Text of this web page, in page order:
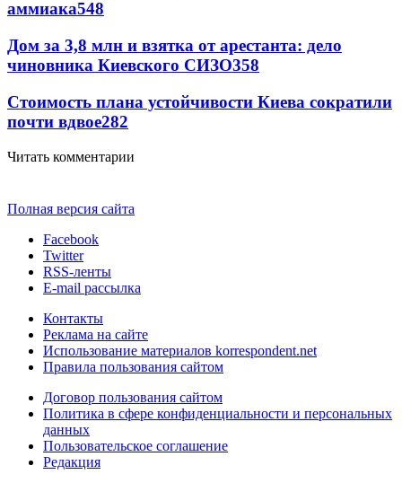
аммиака548
Дом за 3,8 млн и взятка от арестанта: дело
чиновника Киевского СИЗО358
Стоимость плана устойчивости Киева сократили
почти вдвое282
Читать комментарии
Полная версия сайта
Facebook
Twitter
RSS-ленты
E-mail рассылка
Контакты
Реклама на сайте
Использование материалов korrespondent.net
Правила пользования сайтом
Договор пользования сайтом
Политика в сфере конфиденциальности и персональных
данных
Пользовательское соглашение
Редакция